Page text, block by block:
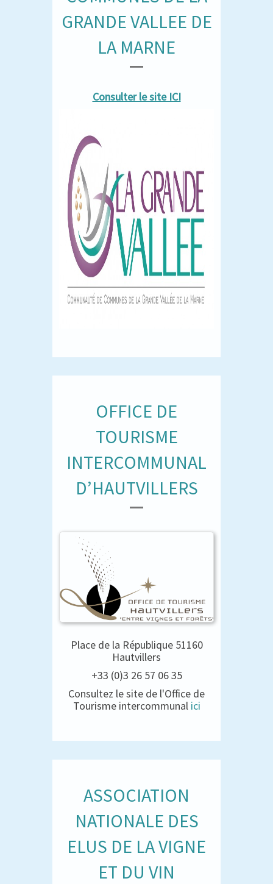
GRANDE VALLEE DE
LA MARNE
Consulter le site ICI
OFFICE DE
TOURISME
INTERCOMMUNAL
D’HAUTVILLERS
Place de la République 51160
Hautvillers
+33 (0)3 26 57 06 35
Consultez le site de l'Office de
Tourisme intercommunal ici
ASSOCIATION
NATIONALE DES
ELUS DE LA VIGNE
ET DU VIN